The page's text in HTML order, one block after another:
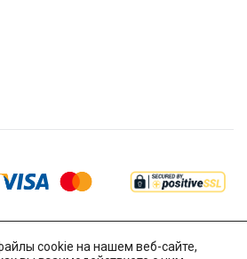
cookie на нашем веб-сайте,